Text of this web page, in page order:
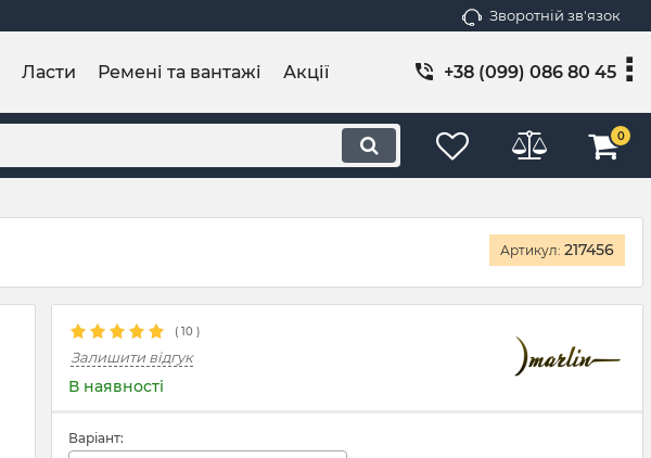
Зворотній зв'язок
Ласти Ремені та вантажі Акції +38 (099) 086 80 45
0
Артикул: 217456
( 10 )
Залишити відгук
В наявності
Варіант: